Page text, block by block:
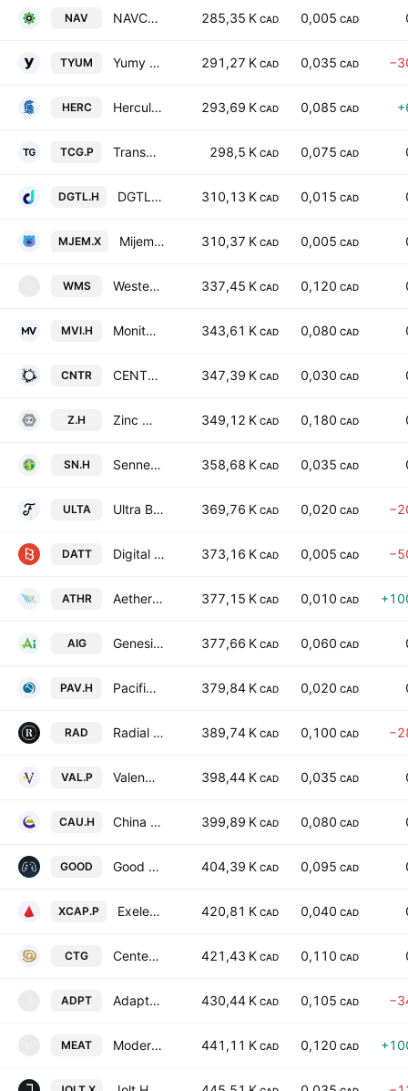
NAV NAVCO Pharmaceuticals Inc 285,35 K CAD 0,005 CAD
TYUM Yumy Candy Company Inc. 291,27 K CAD 0,035 CAD
HERC Hercules Resources Corp. 293,69 K CAD 0,085 CAD
TCG.P Transcontinental Gold Corp. 298,5 K CAD 0,075 CAD
DGTL.H DGTL Holdings, Inc. 310,13 K CAD 0,015 CAD
MJEM.X Mijem Newcomm Tech Inc 310,37 K CAD 0,005 CAD
WMS Western Metallica Resources Corp. 337,45 K CAD 0,120 CAD
MVI.H Monitor Ventures Inc 343,61 K CAD 0,080 CAD
CNTR CENTR Brands Corp. 347,39 K CAD 0,030 CAD
Z.H Zinc One Resources Inc. 349,12 K CAD 0,180 CAD
SN.H Sennen Potash Corp. 358,68 K CAD 0,035 CAD
ULTA Ultra Brands Ltd 369,76 K CAD 0,020 CAD
DATT Digital Asset Technologies Inc. 373,16 K CAD 0,005 CAD
ATHR Aether Catalyst Solutions, Inc. 377,15 K CAD 0,010 CAD
AIG Genesis AI Corp 377,66 K CAD 0,060 CAD
PAV.H Pacific Arc Resources Ltd. 379,84 K CAD 0,020 CAD
RAD Radial Research Corp. 389,74 K CAD 0,100 CAD
VAL.P Valencia Capital Inc 398,44 K CAD 0,035 CAD
CAU.H China Goldcorp. Ltd. 399,89 K CAD 0,080 CAD
GOOD Good Gamer Entertainment Inc. 404,39 K CAD 0,095 CAD
XCAP.P Exelerate Capital Corp. 420,81 K CAD 0,040 CAD
CTG Centenario Gold Corp. 421,43 K CAD 0,110 CAD
ADPT Adaptogenics Health Corp. 430,44 K CAD 0,105 CAD
MEAT Modern Plant Based Foods Inc. 441,11 K CAD 0,120 CAD